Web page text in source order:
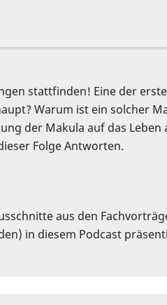
stattfinden! Eine der
Warum ist ein solcher
der Makula auf das
Folge Antworten.
aus den
in diesem Podcast